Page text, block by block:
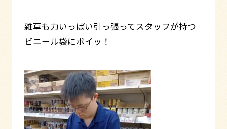
雑草も力いっぱい引っ張ってスタッフが持つ
ビニール袋にポイッ！